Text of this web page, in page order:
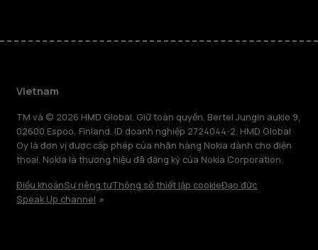
Vietnam
TM và © 2026 HMD Global. Giữ toàn quyền. Bertel Jungin aukio 9,
02600 Espoo, Finland. ID doanh nghiệp 2724044-2. HMD Global
Oy là đơn vị được cấp phép của nhãn hàng Nokia dành cho điện
thoại. Nokia là thương hiệu đã đăng ký của Nokia Corporation.
Điều khoảnSự riêng tưThông số thiết lập cookieĐạo đức
Speak Up channel